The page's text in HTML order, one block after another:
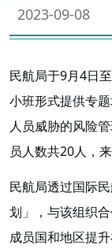
2023-09-08
民航局于9月4日
小班形式提供专
人员威胁的风险
员人数共20人，
民航局透过国际
划」，与该组织
成员国和地区提